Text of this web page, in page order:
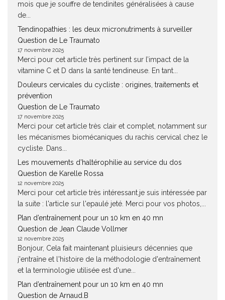
mois que je souffre de tendinites généralisées à cause
de...
Tendinopathies : les deux micronutriments à surveiller
Question de Le Traumato
17 novembre 2025
Merci pour cet article très pertinent sur l’impact de la
vitamine C et D dans la santé tendineuse. En tant...
Douleurs cervicales du cycliste : origines, traitements et
prévention
Question de Le Traumato
17 novembre 2025
Merci pour cet article très clair et complet, notamment sur
les mécanismes biomécaniques du rachis cervical chez le
cycliste. Dans...
Les mouvements d’haltérophilie au service du dos
Question de Karelle Rossa
12 novembre 2025
Merci pour cet article très intéressant.je suis intéressée par
la suite : l'article sur l'epaulé jeté. Merci pour vos photos,...
Plan d’entraînement pour un 10 km en 40 mn
Question de Jean Claude Vollmer
12 novembre 2025
Bonjour, Cela fait maintenant pluisieurs décennies que
j'entraîne et l'histoire de la méthodologie d'entraînement
et la terminologie utilisée est d'une...
Plan d’entraînement pour un 10 km en 40 mn
Question de Arnaud.B